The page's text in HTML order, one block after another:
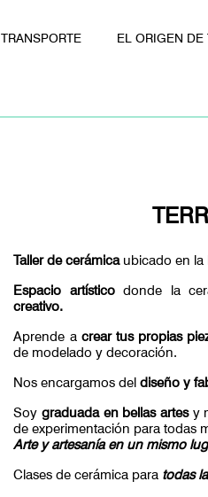
TRANSPORTE EL ORIGEN
Taller de cerámica ubicado en
Espacio artísticodonde la
creativo.
Aprende acrear tus propias
de modelado y decoración.
Nos encargamos del diseño y
Soygraduada en bellas artesy
de experimentación para todas
Arte y artesanía en un mismo
Clases de cerámica para todas